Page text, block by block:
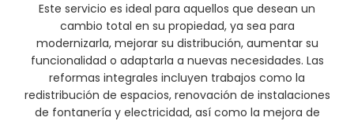
Este servicio es ideal para aquellos que desean un
cambio total en su propiedad, ya sea para
modernizarla, mejorar su distribución, aumentar su
funcionalidad o adaptarla a nuevas necesidades. Las
reformas integrales incluyen trabajos como la
redistribución de espacios, renovación de instalaciones
de fontanería y electricidad, así como la mejora de